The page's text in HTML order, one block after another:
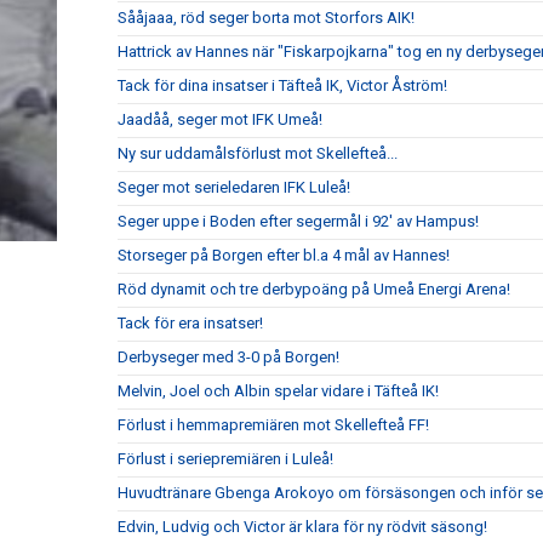
Sååjaaa, röd seger borta mot Storfors AIK!
Hattrick av Hannes när "Fiskarpojkarna" tog en ny
Tack för dina insatser i Täfteå IK, Victor Åström!
Jaadåå, seger mot IFK Umeå!
Ny sur uddamålsförlust mot Skellefteå...
Seger mot serieledaren IFK Luleå!
Seger uppe i Boden efter segermål i 92' av Hampus!
Storseger på Borgen efter bl.a 4 mål av Hannes!
Röd dynamit och tre derbypoäng på Umeå Energi Arena!
Tack för era insatser!
Derbyseger med 3-0 på Borgen!
Melvin, Joel och Albin spelar vidare i Täfteå IK!
Förlust i hemmapremiären mot Skellefteå FF!
Förlust i seriepremiären i Luleå!
Huvudtränare Gbenga Arokoyo om försäsongen och inför
Edvin, Ludvig och Victor är klara för ny rödvit säsong!